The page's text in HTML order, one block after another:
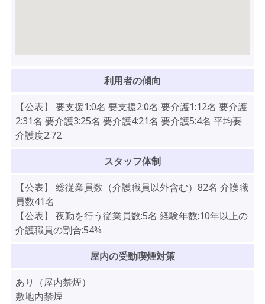
利用者の傾向
【公表】 要支援1:0名 要支援2:0名 要介護1:12名 要介護
2:31名 要介護3:25名 要介護4:21名 要介護5:4名 平均要
介護度2.72
スタッフ体制
【公表】 総従業員数（介護職員以外含む）82名 介護職
員数41名
【公表】 夜勤を行う従業員数:5名 経験年数:10年以上の
介護職員の割合:54%
屋内の受動喫煙対策
あり（屋内禁煙）
敷地内禁煙